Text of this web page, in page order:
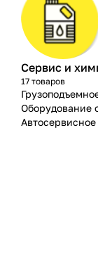
Сервис и
17 товаров
Оборудование